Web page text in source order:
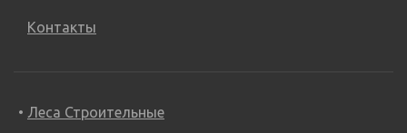
Контакты
Леса Строительные